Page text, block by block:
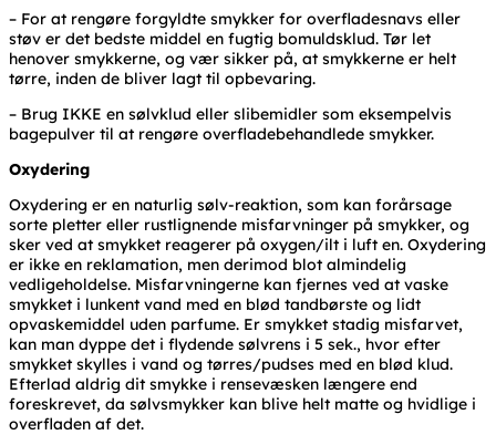
– For at rengøre forgyldte smykker for overfladesnavs eller
støv er det bedste middel en fugtig bomuldsklud. Tør let
henover smykkerne, og vær sikker på, at smykkerne er helt
tørre, inden de bliver lagt til opbevaring.
– Brug IKKE en sølvklud eller slibemidler som eksempelvis
bagepulver til at rengøre overfladebehandlede smykker.
Oxydering
Oxydering er en naturlig sølv-reaktion, som kan forårsage
sorte pletter eller rustlignende misfarvninger på smykker, og
sker ved at smykket reagerer på oxygen/ilt i luft en. Oxydering
er ikke en reklamation, men derimod blot almindelig
vedligeholdelse. Misfarvningerne kan fjernes ved at vaske
smykket i lunkent vand med en blød tandbørste og lidt
opvaskemiddel uden parfume. Er smykket stadig misfarvet,
kan man dyppe det i flydende sølvrens i 5 sek., hvor efter
smykket skylles i vand og tørres/pudses med en blød klud.
Efterlad aldrig dit smykke i rensevæsken længere end
foreskrevet, da sølvsmykker kan blive helt matte og hvidlige i
overfladen af det.